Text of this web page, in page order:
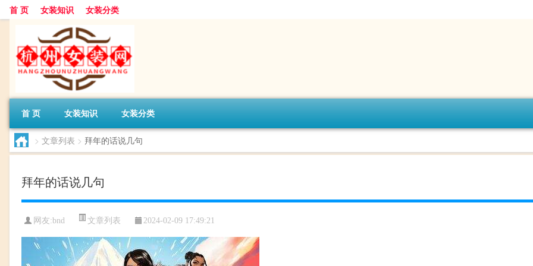
首 页 女装知识 女装分类
首 页 女装知识 女装分类
> 文章列表 > 拜年的话说几句
拜年的话说几句
网友:bnd 文章列表 2024-02-09 17:49:21